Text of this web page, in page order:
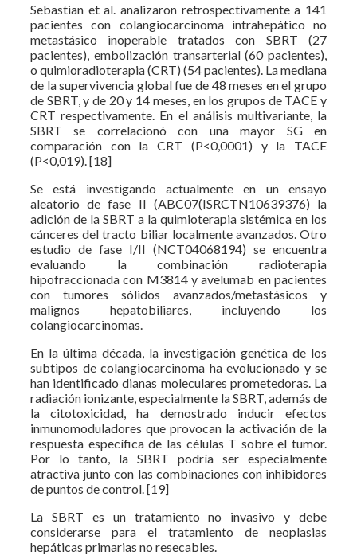
Sebastian et al. analizaron retrospectivamente a 141
pacientes con colangiocarcinoma intrahepático no
metastásico inoperable tratados con SBRT (27
pacientes), embolización transarterial (60 pacientes),
o quimioradioterapia (CRT) (54 pacientes). La mediana
de la supervivencia global fue de 48 meses en el grupo
de SBRT, y de 20 y 14 meses, en los grupos de TACE y
CRT respectivamente. En el análisis multivariante, la
SBRT se correlacionó con una mayor SG en
comparación con la CRT (P<0,0001) y la TACE
(P<0,019). [18]
Se está investigando actualmente en un ensayo
aleatorio de fase II (ABC07(ISRCTN10639376) la
adición de la SBRT a la quimioterapia sistémica en los
cánceres del tracto biliar localmente avanzados. Otro
estudio de fase I/II (NCT04068194) se encuentra
evaluando la combinación radioterapia
hipofraccionada con M3814 y avelumab en pacientes
con tumores sólidos avanzados/metastásicos y
malignos hepatobiliares, incluyendo los
colangiocarcinomas.
En la última década, la investigación genética de los
subtipos de colangiocarcinoma ha evolucionado y se
han identificado dianas moleculares prometedoras. La
radiación ionizante, especialmente la SBRT, además de
la citotoxicidad, ha demostrado inducir efectos
inmunomoduladores que provocan la activación de la
respuesta específica de las células T sobre el tumor.
Por lo tanto, la SBRT podría ser especialmente
atractiva junto con las combinaciones con inhibidores
de puntos de control. [19]
La SBRT es un tratamiento no invasivo y debe
considerarse para el tratamiento de neoplasias
hepáticas primarias no resecables.